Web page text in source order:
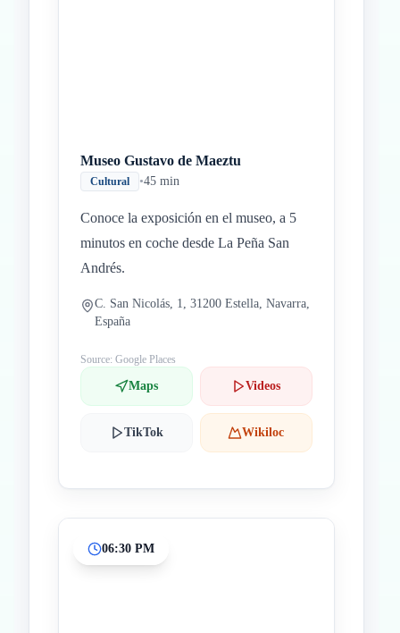
Museo Gustavo de Maeztu
Cultural •45 min
Conoce la exposición en el museo, a 5
minutos en coche desde La Peña San
Andrés.
C. San Nicolás, 1, 31200 Estella, Navarra,
España
Source: Google Places
Maps Videos
TikTok Wikiloc
06:30 PM